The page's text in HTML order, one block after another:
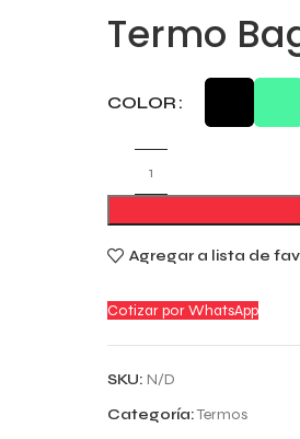
Termo
COLOR
Agregar a lista de
Cotizar por WhatsApp
SKU: N/D
Categoría:Termos